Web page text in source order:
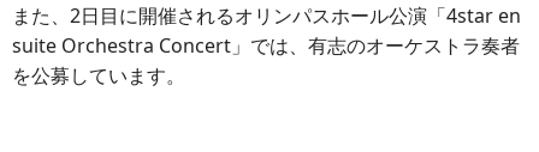
また、2日目に開催されるオリンパスホール公演「4star en
suite Orchestra Concert」では、有志のオーケストラ奏者
を公募しています。